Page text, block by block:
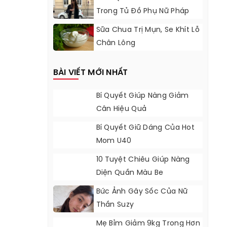
Trong Tủ Đồ Phụ Nữ Pháp
Sữa Chua Trị Mụn, Se Khít Lỗ
Chân Lông
BÀI VIẾT MỚI NHẤT
Bí Quyết Giúp Nàng Giảm
Cân Hiệu Quả
Bí Quyết Giữ Dáng Của Hot
Mom U40
10 Tuyệt Chiêu Giúp Nàng
Diện Quần Màu Be
Bức Ảnh Gây Sốc Của Nữ
Thần Suzy
Mẹ Bỉm Giảm 9kg Trong Hơn